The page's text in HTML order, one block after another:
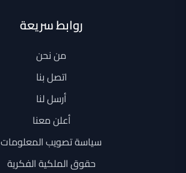
روابط سريعة
من نحن
اتصل بنا
أرسل لنا
أعلن معنا
سياسة تصويب المعلومات
حقوق الملكية الفكرية